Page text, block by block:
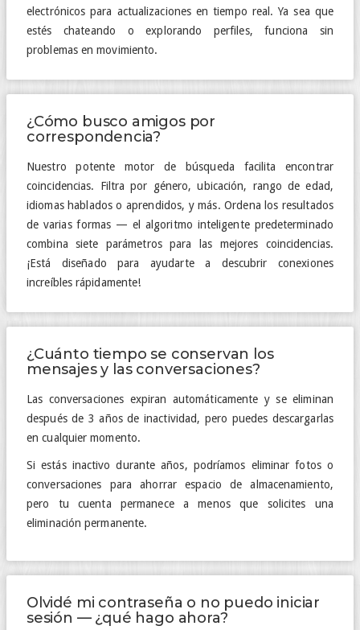
electrónicos para actualizaciones en tiempo real. Ya sea que
estés chateando o explorando perfiles, funciona sin
problemas en movimiento.
¿Cómo busco amigos por
correspondencia?
Nuestro potente motor de búsqueda facilita encontrar
coincidencias. Filtra por género, ubicación, rango de edad,
idiomas hablados o aprendidos, y más. Ordena los resultados
de varias formas — el algoritmo inteligente predeterminado
combina siete parámetros para las mejores coincidencias.
¡Está diseñado para ayudarte a descubrir conexiones
increíbles rápidamente!
¿Cuánto tiempo se conservan los
mensajes y las conversaciones?
Las conversaciones expiran automáticamente y se eliminan
después de 3 años de inactividad, pero puedes descargarlas
en cualquier momento.
Si estás inactivo durante años, podríamos eliminar fotos o
conversaciones para ahorrar espacio de almacenamiento,
pero tu cuenta permanece a menos que solicites una
eliminación permanente.
Olvidé mi contraseña o no puedo iniciar
sesión — ¿qué hago ahora?